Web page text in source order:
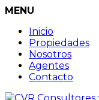
MENU
Inicio
Propiedades
Nosotros
Agentes
Contacto